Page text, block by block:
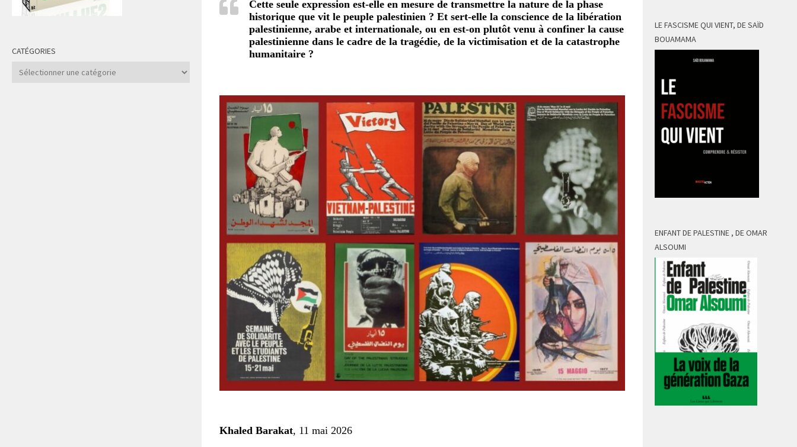
Cette seule expression est-elle en mesure de transmettre la nature de la phase
historique que vit le peuple palestinien ? Et sert-elle la conscience de la libération
palestinienne, arabe et internationale, ou en est-on plutôt venu à confiner la cause
palestinienne dans le cadre de la tragédie, de la victimisation et de la catastrophe
humanitaire ?
Khaled Barakat, 11 mai 2026
CATÉGORIES
Catégories
LE FASCISME QUI VIENT, DE SAÏD
BOUAMAMA
ENFANT DE PALESTINE , DE OMAR
ALSOUMI